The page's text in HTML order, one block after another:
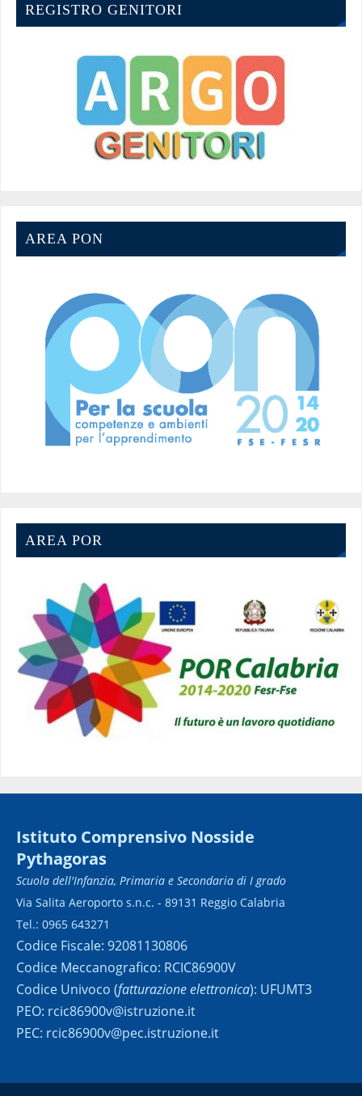
REGISTRO GENITORI
AREA PON
AREA POR
Istituto Comprensivo Nosside
Pythagoras
Scuola dell'Infanzia, Primaria e Secondaria di I grado
Via Salita Aeroporto s.n.c. - 89131 Reggio Calabria
Tel.: 0965 643271
Codice Fiscale: 92081130806
Codice Meccanografico: RCIC86900V
Codice Univoco (fatturazione elettronica): UFUMT3
PEO: rcic86900v@istruzione.it
PEC: rcic86900v@pec.istruzione.it